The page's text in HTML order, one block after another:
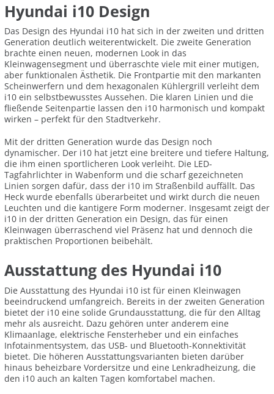
Hyundai i10 Design
Das Design des Hyundai i10 hat sich in der zweiten und dritten
Generation deutlich weiterentwickelt. Die zweite Generation
brachte einen neuen, modernen Look in das
Kleinwagensegment und überraschte viele mit einer mutigen,
aber funktionalen Ästhetik. Die Frontpartie mit den markanten
Scheinwerfern und dem hexagonalen Kühlergrill verleiht dem
i10 ein selbstbewusstes Aussehen. Die klaren Linien und die
fließende Seitenpartie lassen den i10 harmonisch und kompakt
wirken – perfekt für den Stadtverkehr.
Mit der dritten Generation wurde das Design noch
dynamischer. Der i10 hat jetzt eine breitere und tiefere Haltung,
die ihm einen sportlicheren Look verleiht. Die LED-
Tagfahrlichter in Wabenform und die scharf gezeichneten
Linien sorgen dafür, dass der i10 im Straßenbild auffällt. Das
Heck wurde ebenfalls überarbeitet und wirkt durch die neuen
Leuchten und die kantigere Form moderner. Insgesamt zeigt der
i10 in der dritten Generation ein Design, das für einen
Kleinwagen überraschend viel Präsenz hat und dennoch die
praktischen Proportionen beibehält.
Ausstattung des Hyundai i10
Die Ausstattung des Hyundai i10 ist für einen Kleinwagen
beeindruckend umfangreich. Bereits in der zweiten Generation
bietet der i10 eine solide Grundausstattung, die für den Alltag
mehr als ausreicht. Dazu gehören unter anderem eine
Klimaanlage, elektrische Fensterheber und ein einfaches
Infotainmentsystem, das USB- und Bluetooth-Konnektivität
bietet. Die höheren Ausstattungsvarianten bieten darüber
hinaus beheizbare Vordersitze und eine Lenkradheizung, die
den i10 auch an kalten Tagen komfortabel machen.